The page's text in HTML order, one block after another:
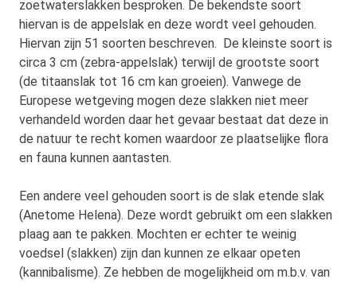
zoetwaterslakken besproken. De bekendste soort
hiervan is de appelslak en deze wordt veel gehouden.
Hiervan zijn 51 soorten beschreven. De kleinste soort is
circa 3 cm (zebra-appelslak) terwijl de grootste soort
(de titaanslak tot 16 cm kan groeien). Vanwege de
Europese wetgeving mogen deze slakken niet meer
verhandeld worden daar het gevaar bestaat dat deze in
de natuur te recht komen waardoor ze plaatselijke flora
en fauna kunnen aantasten.
Een andere veel gehouden soort is de slak etende slak
(Anetome Helena). Deze wordt gebruikt om een slakken
plaag aan te pakken. Mochten er echter te weinig
voedsel (slakken) zijn dan kunnen ze elkaar opeten
(kannibalisme). Ze hebben de mogelijkheid om m.b.v. van